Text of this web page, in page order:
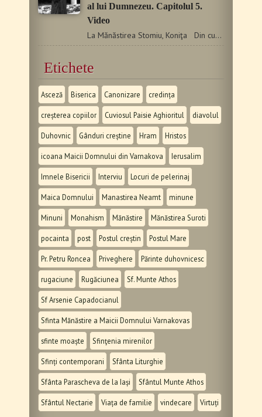
al lui Dumnezeu. Capitolul 5.
Video
La Mănăstirea Stomiu, Koniţa Din cuprins: rezidirea…
Etichete
Asceză Biserica Canonizare credința
creșterea copiilor Cuviosul Paisie Aghioritul diavolul
Duhovnic Gânduri creștine Hram Hristos
icoana Maicii Domnului din Varnakova Ierusalim
Imnele Bisericii Interviu Locuri de pelerinaj
Maica Domnului Manastirea Neamt minune
Minuni Monahism Mănăstire Mănăstirea Suroti
pocainta post Postul creștin Postul Mare
Pr. Petru Roncea Priveghere Părinte duhovnicesc
rugaciune Rugăciunea Sf. Munte Athos
Sf Arsenie Capadocianul
Sfinta Mănăstire a Maicii Domnului Varnakovas
sfinte moaște Sfinţenia mirenilor
Sfinți contemporani Sfânta Liturghie
Sfânta Parascheva de la Iași Sfântul Munte Athos
Sfântul Nectarie Viața de familie vindecare Virtuți